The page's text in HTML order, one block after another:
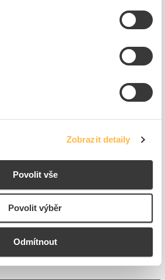
Zobrazit detaily
Povolit vše
Povolit výběr
Odmítnout
Kód ELFETEX 11.237.484
50,87 Kč/ks